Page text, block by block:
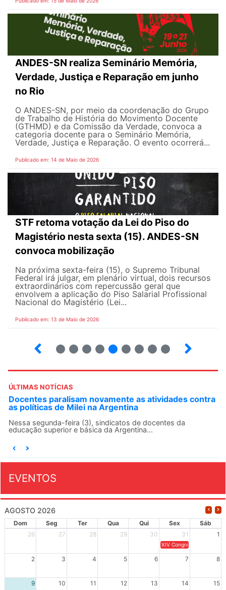
ANDES-SN realiza Seminário Memória,
Verdade, Justiça e Reparação em junho
no Rio
O ANDES-SN, por meio da coordenação do Grupo
de Trabalho de História do Movimento Docente
(GTHMD) e da Comissão da Verdade, convoca a
categoria docente para o Seminário Memória,
Verdade, Justiça e Reparação. O evento ocorrerá...
Publicado em: 14 de Maio de 2026
STF retoma votação da Lei do Piso do
Magistério nesta sexta (15). ANDES-SN
convoca mobilização
Na próxima sexta-feira (15), o Supremo Tribunal
Federal irá julgar, em plenário virtual, dois recursos
extraordinários com repercussão geral que
envolvem a aplicação do Piso Salarial Profissional
Nacional do Magistério (Lei...
Publicado em: 13 de Maio de 2026
ÚLTIMAS NOTÍCIAS
Docentes paralisam novamente as atividades contra
as políticas de Milei na Argentina
Nessa segunda-feira (3), sindicatos de docentes da
educação superior e básica da Argentina...
EVENTOS
AGOSTO 2026
Dom Seg Ter Qua Qui Sex
Sáb
26
27 28 29 30 31 1
XIV Congresso Brasileiro
2 3 4 5 6 7 8
9 10 11 12 13 14 15